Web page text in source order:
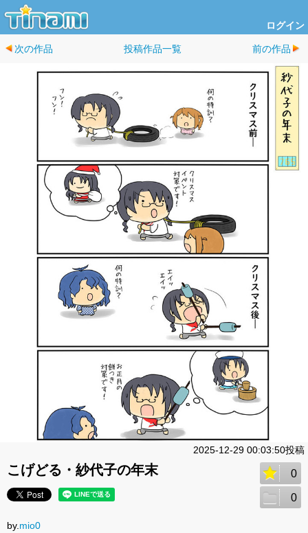
ログイン
次の作品 投稿作品一覧 前の作品
2025-12-29 00:03:50投稿
こげどる・紗代子の年末 0
0
by. mio0